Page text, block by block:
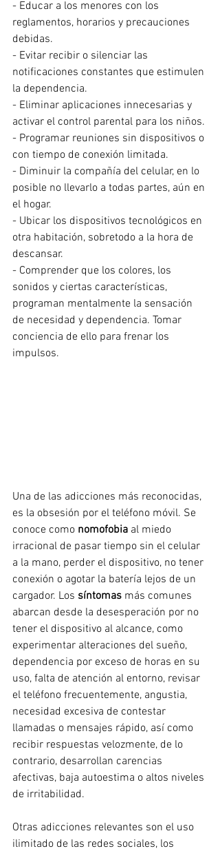
- Educar a los menores con los
reglamentos, horarios y precauciones
debidas.
- Evitar recibir o silenciar las
notificaciones constantes que estimulen
la dependencia.
- Eliminar aplicaciones innecesarias y
activar el control parental para los niños.
- Programar reuniones sin dispositivos o
con tiempo de conexión limitada.
- Diminuir la compañía del celular, en lo
posible no llevarlo a todas partes, aún en
el hogar.
- Ubicar los dispositivos tecnológicos en
otra habitación, sobretodo a la hora de
descansar.
- Comprender que los colores, los
sonidos y ciertas características,
programan mentalmente la sensación
de necesidad y dependencia. Tomar
conciencia de ello para frenar los
impulsos.
Una de las adicciones más reconocidas,
es la obsesión por el teléfono móvil. Se
conoce como nomofobia al miedo
irracional de pasar tiempo sin el celular
a la mano, perder el dispositivo, no tener
conexión o agotar la batería lejos de un
cargador. Los síntomas más comunes
abarcan desde la desesperación por no
tener el dispositivo al alcance, como
experimentar alteraciones del sueño,
dependencia por exceso de horas en su
uso, falta de atención al entorno, revisar
el teléfono frecuentemente, angustia,
necesidad excesiva de contestar
llamadas o mensajes rápido, así como
recibir respuestas velozmente, de lo
contrario, desarrollan carencias
afectivas, baja autoestima o altos niveles
de irritabilidad.
Otras adicciones relevantes son el uso
ilimitado de las redes sociales, los